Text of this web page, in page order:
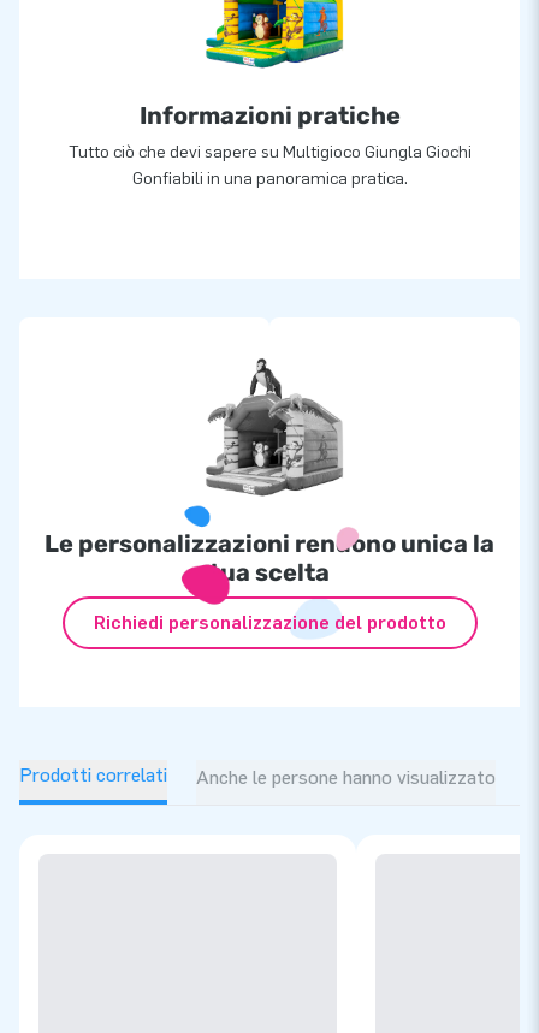
Informazioni pratiche
Tutto ciò che devi sapere su Multigioco Giungla Giochi
Gonfiabili in una panoramica pratica.
Le personalizzazioni rendono unica la
tua scelta
Richiedi personalizzazione del prodotto
Prodotti correlati Anche le persone hanno visualizzato